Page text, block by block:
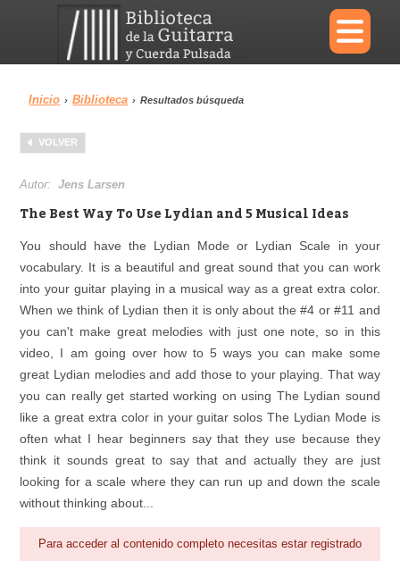
×
Menu
Biblioteca
Área personal Reproductor
Inicio › Biblioteca › Resultados búsqueda
VOLVER
Autor:Jens Larsen
The Best Way To Use Lydian and 5 Musical Ideas
You should have the Lydian Mode or Lydian Scale in your
vocabulary. It is a beautiful and great sound that you can work
into your guitar playing in a musical way as a great extra color.
When we think of Lydian then it is only about the #4 or #11 and
you can't make great melodies with just one note, so in this
video, I am going over how to 5 ways you can make some
great Lydian melodies and add those to your playing. That way
you can really get started working on using The Lydian sound
like a great extra color in your guitar solos The Lydian Mode is
often what I hear beginners say that they use because they
think it sounds great to say that and actually they are just
looking for a scale where they can run up and down the scale
without thinking about...
Para acceder al contenido completo necesitas estar registrado